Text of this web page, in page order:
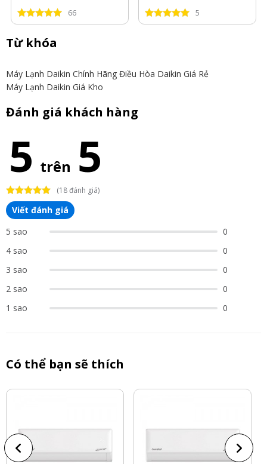
66 5
Từ khóa
Máy Lạnh Daikin Chính Hãng Điều Hòa Daikin Giá Rẻ
Máy Lạnh Daikin Giá Kho
Đánh giá khách hàng
5 trên 5
(18 đánh giá)
Viết đánh giá
5 sao
0
4 sao
0
3 sao
0
2 sao
0
1 sao
0
Có thể bạn sẽ thích